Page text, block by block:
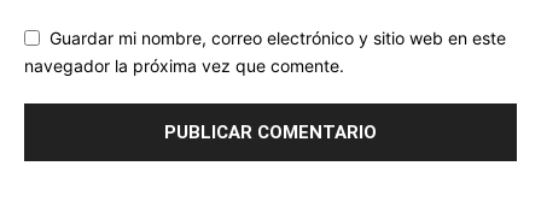
Guardar mi nombre, correo electrónico y sitio web en este
navegador la próxima vez que comente.